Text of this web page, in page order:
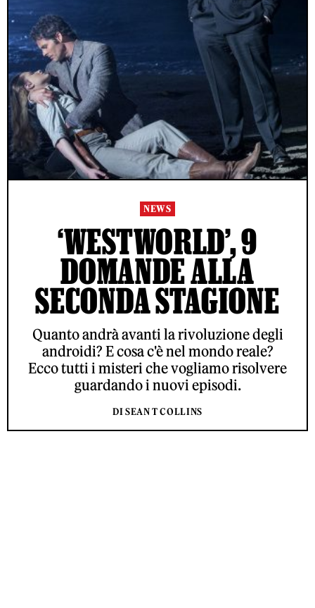
NEWS
‘WESTWORLD’, 9
DOMANDE ALLA
SECONDA STAGIONE
Quanto andrà avanti la rivoluzione degli
androidi? E cosa c'è nel mondo reale?
Ecco tutti i misteri che vogliamo risolvere
guardando i nuovi episodi.
DI SEAN T COLLINS